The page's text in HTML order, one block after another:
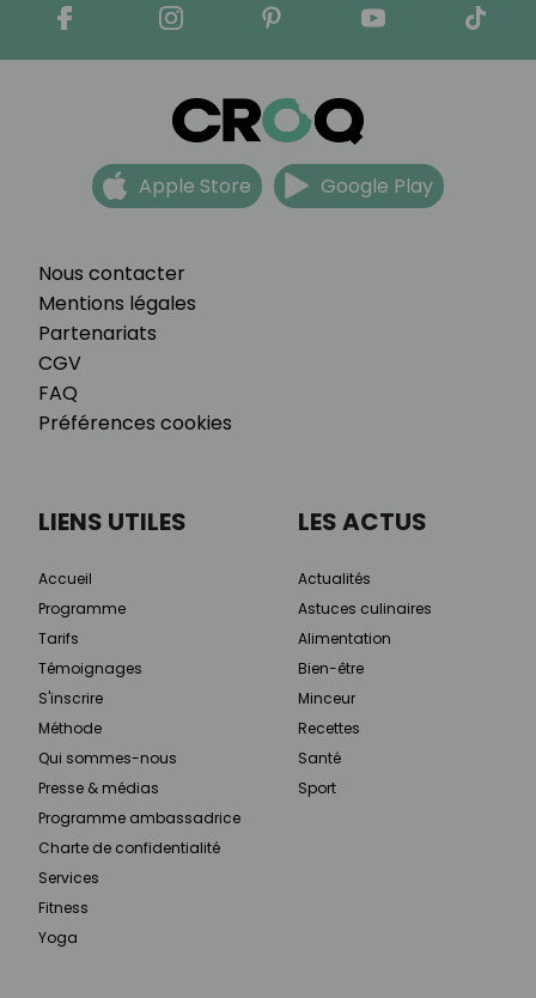
Nous contacter
Mentions légales
Partenariats
CGV
FAQ
Préférences cookies
Apple Store Google Play
LIENS UTILES
Accueil
Programme
Tarifs
Témoignages
S'inscrire
Méthode
Qui sommes-nous
Presse & médias
Programme ambassadrice
Charte de confidentialité
Services
Fitness
Yoga
LES ACTUS
Actualités
Astuces culinaires
Alimentation
Bien-être
Minceur
Recettes
Santé
Sport